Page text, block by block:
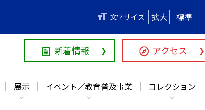
イベント／教育普及事業 コレクション
文字サイズ 拡大 標準
新着情報 アクセス
展示 イベント／教育普及事業 コレクション